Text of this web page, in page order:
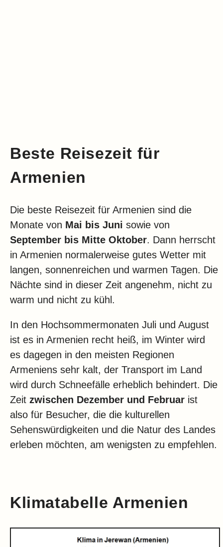
Beste Reisezeit für
Armenien
Die beste Reisezeit für Armenien sind die
Monate von Mai bis Juni sowie von
September bis Mitte Oktober. Dann herrscht
in Armenien normalerweise gutes Wetter mit
langen, sonnenreichen und warmen Tagen. Die
Nächte sind in dieser Zeit angenehm, nicht zu
warm und nicht zu kühl.
In den Hochsommermonaten Juli und August
ist es in Armenien recht heiß, im Winter wird
es dagegen in den meisten Regionen
Armeniens sehr kalt, der Transport im Land
wird durch Schneefälle erheblich behindert. Die
Zeit zwischen Dezember und Februar ist
also für Besucher, die die kulturellen
Sehenswürdigkeiten und die Natur des Landes
erleben möchten, am wenigsten zu empfehlen.
Klimatabelle Armenien